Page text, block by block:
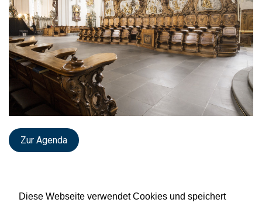
Diese Webseite verwendet Cookies und speichert
Zur Agenda